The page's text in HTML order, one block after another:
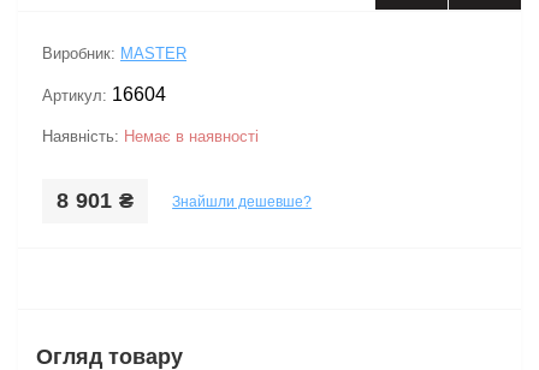
Виробник: MASTER
Артикул: 16604
Наявність: Немає в наявності
8 901 ₴ Знайшли дешевше?
Огляд товару